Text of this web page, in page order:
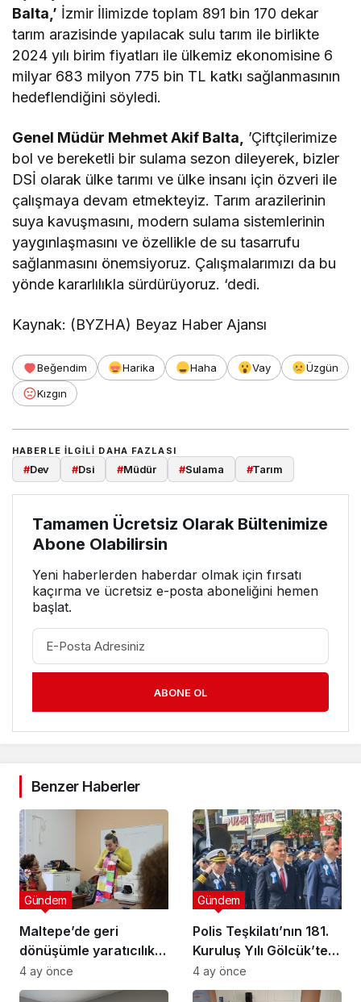
Balta,’ İzmir İlimizde toplam 891 bin 170 dekar
tarım arazisinde yapılacak sulu tarım ile birlikte
2024 yılı birim fiyatları ile ülkemiz ekonomisine 6
milyar 683 milyon 775 bin TL katkı sağlanmasının
hedeflendiğini söyledi.
Genel Müdür Mehmet Akif Balta,
’Çiftçilerimize
bol ve bereketli bir sulama sezon dileyerek, bizler
DSİ olarak ülke tarımı ve ülke insanı için özveri ile
çalışmaya devam etmekteyiz. Tarım arazilerinin
suya kavuşmasını, modern sulama sistemlerinin
yaygınlaşmasını ve özellikle de su tasarrufu
sağlanmasını önemsiyoruz. Çalışmalarımızı da bu
yönde kararlılıkla sürdürüyoruz. ‘dedi.
Kaynak: (BYZHA) Beyaz Haber Ajansı
Beğendim Harika Haha Vay
Üzgün
Kızgın
HABERLE ILGILI DAHA FAZLASI
#Dev #Dsi #Müdür #Sulama #Tarım
Tamamen Ücretsiz Olarak Bültenimize
Abone Olabilirsin
Yeni haberlerden haberdar olmak için fırsatı
kaçırma ve ücretsiz e-posta aboneliğini hemen
başlat.
ABONE OL
Benzer Haberler
Maltepe’de geri
dönüşümle yaratıcılık
buluştu
Gündem
4 ay önce
Polis Teşkilatı’nın 181.
Kuruluş Yılı Gölcük’te
Törenle Kutlandı
Gündem
4 ay önce